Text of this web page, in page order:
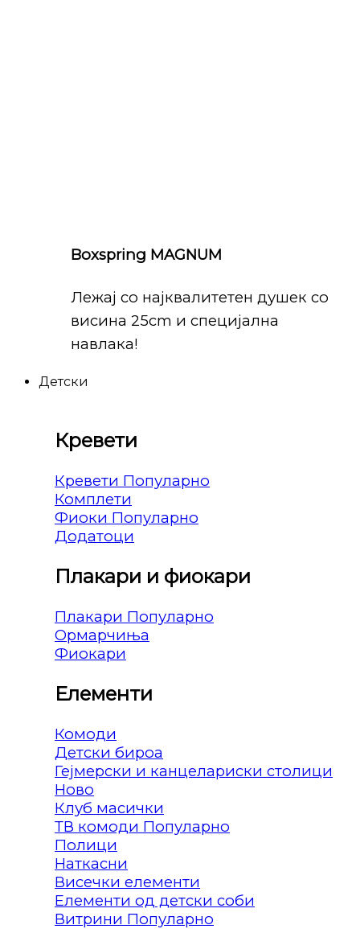
Boxspring MAGNUM
Лежај со најквалитетен душек со
висина 25cm и специјална
навлака!
Детски
Кревети
Кревети
Комплети
Фиоки
Додатоци
Плакари и фиокари
Плакари
Ормарчиња
Фиокари
Елементи
Комоди
Детски бироа
Гејмерски и канцелариски столици
Клуб масички
ТВ комоди
Полици
Наткасни
Висечки елементи
Елементи од детски соби
Витрини